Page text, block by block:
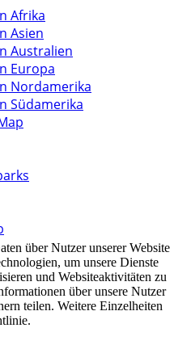
Afrika
Asien
Australien
Europa
Nordamerika
Südamerika
über Nutzer unserer Website
um unsere Dienste
und Websiteaktivitäten zu
über unsere Nutzer
teilen. Weitere Einzelheiten